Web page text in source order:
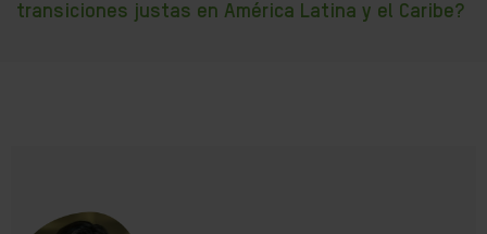
transiciones justas en América Latina y el Caribe?